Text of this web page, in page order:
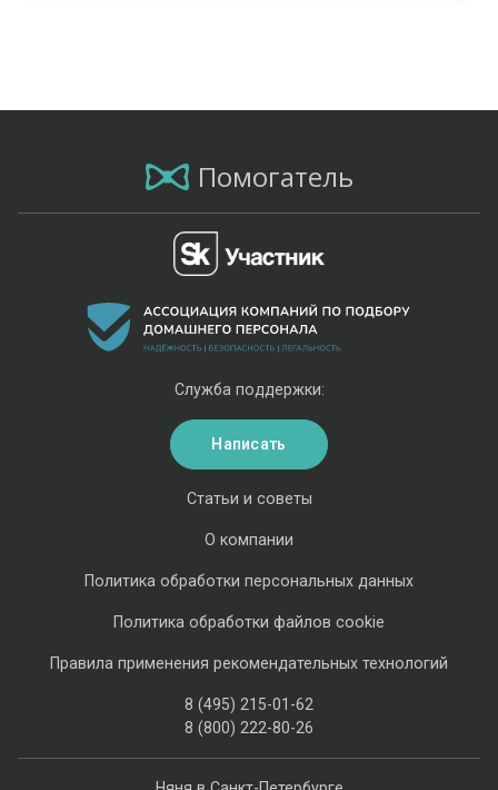
Помогатель
Статьи и советы
О компании
Политика обработки персональных данных
Политика обработки файлов cookie
Правила применения рекомендательных технологий
8 (495) 215-01-62
8 (800) 222-80-26
Служба поддержки:
Написать